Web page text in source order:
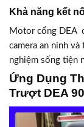
Khả năng kết
Motor cổng DEA
camera an ninh
nghiệm sống tiện
Ứng Dụng
Trượt DEA